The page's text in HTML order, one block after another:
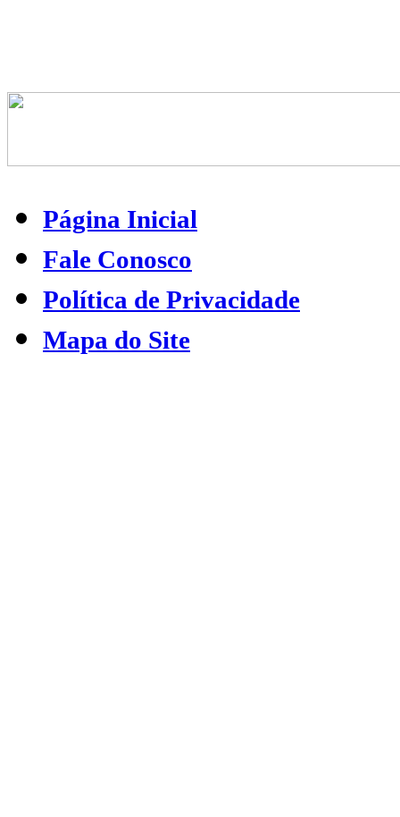
Página Inicial
Fale Conosco
Política de Privacidade
Mapa do Site